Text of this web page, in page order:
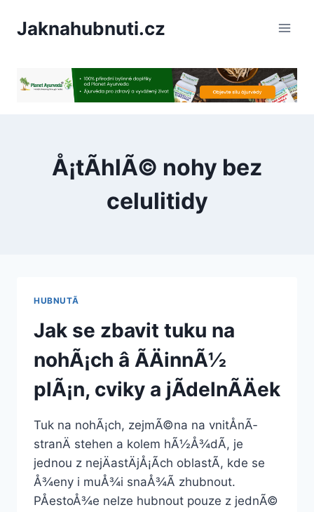
Jaknahubnuti.cz
Å¡tÃ­hlÃ© nohy bez
celulitidy
HUBNUTÃ­
Jak se zbavit tuku na
nohÃ¡ch â ÃÄinnÃ½
plÃ¡n, cviky a jÃ­delnÃ­Äek
Tuk na nohÃ¡ch, zejmÃ©na na vnitÅnÃ­
stranÄ stehen a kolem hÃ½Å¾dÃ­, je
jednou z nejÄastÄjÅ¡Ã­ch oblastÃ­, kde se
Å¾eny i muÅ¾i snaÅ¾Ã­ zhubnout.
PÅestoÅ¾e nelze hubnout pouze z jednÃ©